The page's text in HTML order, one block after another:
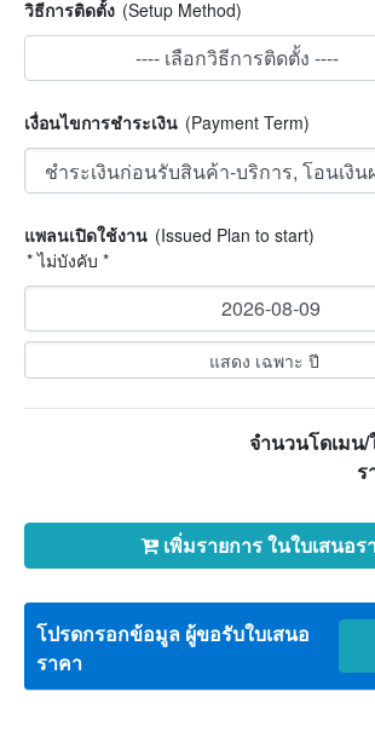
วิธีการติดตั้ง (Setup Method)
---- เลือกวิธีการติดตั้ง ----
เงื่อนไขการชำระเงิน (Payment Term)
แพลนเปิดใช้งาน (Issued Plan to start)
* ไม่บังคับ *
จำนวนโดเมน/
ร
เพิ่มรายการ ในใบเสนอร
โปรดกรอกข้อมูล ผู้ขอรับใบเสนอ
ราคา